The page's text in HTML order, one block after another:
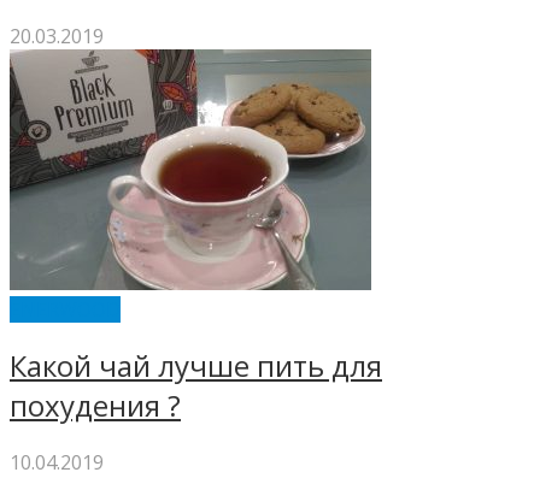
20.03.2019
Какой чай лучше пить для
похудения ?
10.04.2019